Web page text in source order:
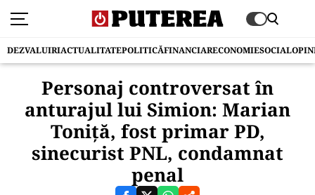
DEZVALUIRIACTUALITATEPOLITICĂFINANCIARECONOMIESOCIAL
Personaj controversat în
anturajul lui Simion: Marian
Toniță, fost primar PD,
sinecurist PNL, condamnat
penal